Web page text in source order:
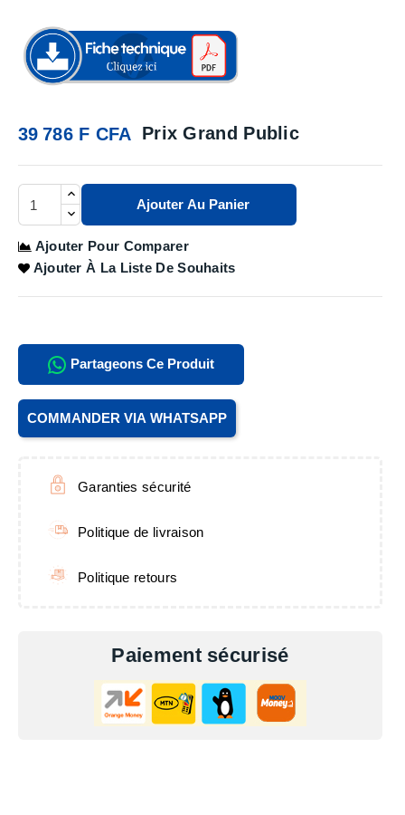
39 786 F CFA Prix Grand Public
Ajouter Au Panier
Ajouter Pour Comparer
Ajouter À La Liste De Souhaits
Partageons Ce Produit
COMMANDER VIA WHATSAPP
Garanties sécurité
Politique de livraison
Politique retours
Paiement sécurisé